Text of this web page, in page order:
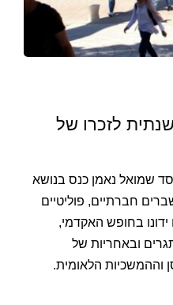
לזכרו של
2025 יקיים מוסד שמואל נאמן כנס בנושא
חברתיים, פוליטיים
ידונו בחופש האקדמי,
ובאחריות של
וההמשכיות הלאומית.